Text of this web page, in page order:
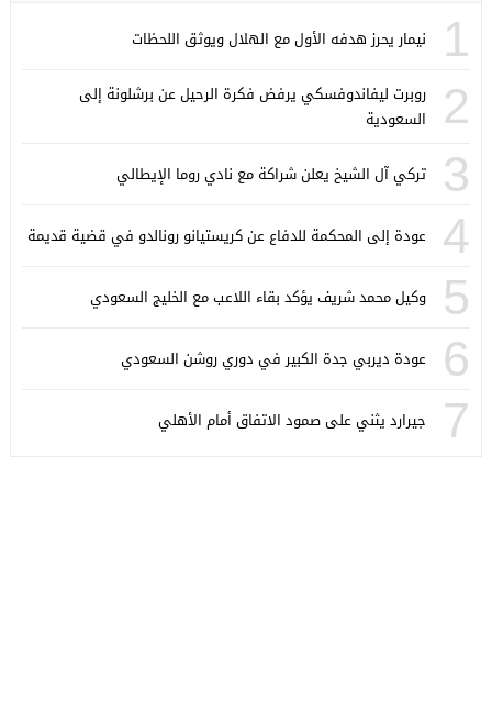
1 نيمار يحرز هدفه الأول مع الهلال ويوثق اللحظات
2
روبرت ليفاندوفسكي يرفض فكرة الرحيل عن برشلونة إلى
السعودية
3 تركي آل الشيخ يعلن شراكة مع نادي روما الإيطالي
4 عودة إلى المحكمة للدفاع عن كريستيانو رونالدو في قضية قديمة
5 وكيل محمد شريف يؤكد بقاء اللاعب مع الخليج السعودي
6 عودة ديربي جدة الكبير في دوري روشن السعودي
7 جيرارد يثني على صمود الاتفاق أمام الأهلي